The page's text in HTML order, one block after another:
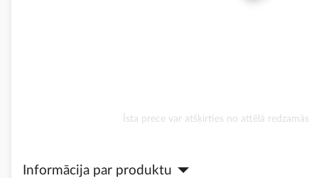
Īsta prece var atšķirties no attēlā redzamās
Informācija par produktu